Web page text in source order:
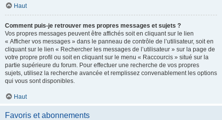
Haut
Comment puis-je retrouver mes propres messages et sujets ?
Vos propres messages peuvent être affichés soit en cliquant sur le lien
« Afficher vos messages » dans le panneau de contrôle de l’utilisateur, soit en
cliquant sur le lien « Rechercher les messages de l’utilisateur » sur la page de
votre propre profil ou soit en cliquant sur le menu « Raccourcis » situé sur la
partie supérieure du forum. Pour effectuer une recherche de vos propres
sujets, utilisez la recherche avancée et remplissez convenablement les options
qui vous sont disponibles.
Haut
Favoris et abonnements